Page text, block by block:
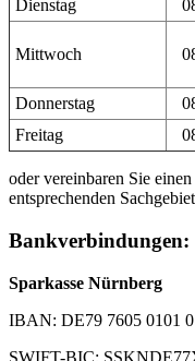
Dienstag
Mittwoch
Donnerstag
Freitag
oder vereinbaren Sie
entsprechenden
Bankverbindungen:
Sparkasse Nürnberg
IBAN: DE79 7605 0101
SWIFT-BIC: